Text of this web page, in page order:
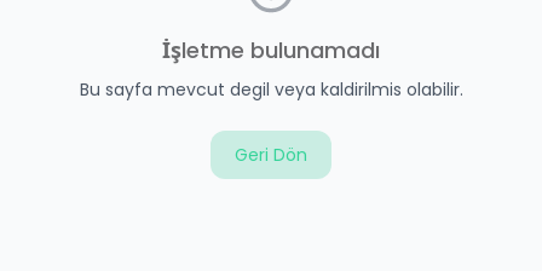
İşletme bulunamadı
Bu sayfa mevcut degil veya kaldirilmis olabilir.
Geri Dön